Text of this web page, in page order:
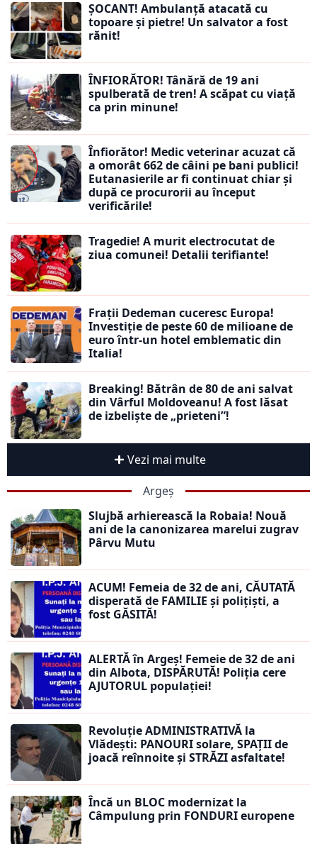
ȘOCANT! Ambulanță atacată cu
topoare și pietre! Un salvator a fost
rănit!
ÎNFIORĂTOR! Tânără de 19 ani
spulberată de tren! A scăpat cu viață
ca prin minune!
Înfiorător! Medic veterinar acuzat că
a omorât 662 de câini pe bani publici!
Eutanasierile ar fi continuat chiar și
după ce procurorii au început
verificările!
Tragedie! A murit electrocutat de
ziua comunei! Detalii terifiante!
Frații Dedeman cuceresc Europa!
Investiție de peste 60 de milioane de
euro într-un hotel emblematic din
Italia!
Breaking! Bătrân de 80 de ani salvat
din Vârful Moldoveanu! A fost lăsat
de izbeliște de „prieteni”!
Vezi mai multe
Argeș
Slujbă arhierească la Robaia! Nouă
ani de la canonizarea marelui zugrav
Pârvu Mutu
ACUM! Femeia de 32 de ani, CĂUTATĂ
disperată de FAMILIE și polițiști, a
fost GĂSITĂ!
ALERTĂ în Argeș! Femeie de 32 de ani
din Albota, DISPĂRUTĂ! Poliția cere
AJUTORUL populației!
Revoluție ADMINISTRATIVĂ la
Vlădești: PANOURI solare, SPAȚII de
joacă reînnoite și STRĂZI asfaltate!
Încă un BLOC modernizat la
Câmpulung prin FONDURI europene